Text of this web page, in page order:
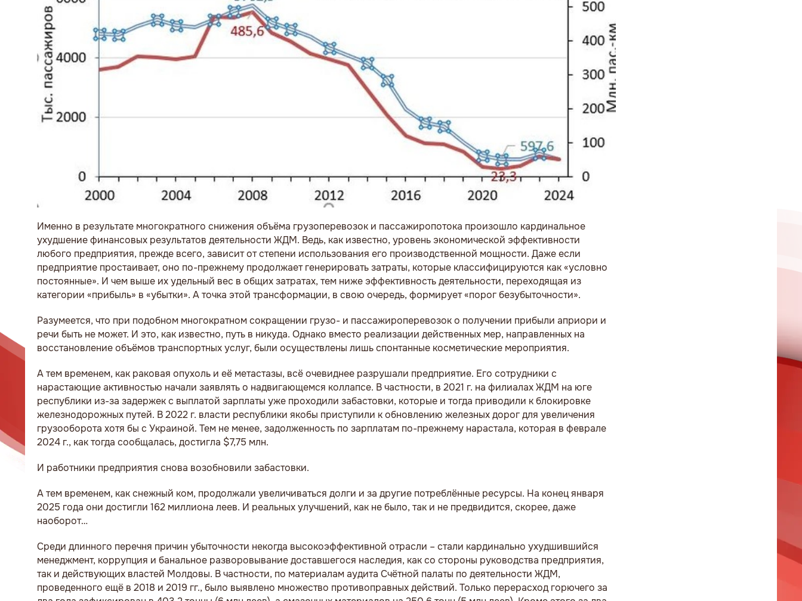
Именно в результате многократного снижения объёма грузоперевозок и пассажиропотока произошло кардинальное
ухудшение финансовых результатов деятельности ЖДМ. Ведь, как известно, уровень экономической эффективности
любого предприятия, прежде всего, зависит от степени использования его производственной мощности. Даже если
предприятие простаивает, оно по-прежнему продолжает генерировать затраты, которые классифицируются как «условно
постоянные». И чем выше их удельный вес в общих затратах, тем ниже эффективность деятельности, переходящая из
категории «прибыль» в «убытки». А точка этой трансформации, в свою очередь, формирует «порог безубыточности».
Разумеется, что при подобном многократном сокращении грузо- и пассажироперевозок о получении прибыли априори и
речи быть не может. И это, как известно, путь в никуда. Однако вместо реализации действенных мер, направленных на
восстановление объёмов транспортных услуг, были осуществлены лишь спонтанные косметические мероприятия.
А тем временем, как раковая опухоль и её метастазы, всё очевиднее разрушали предприятие. Его сотрудники с
нарастающие активностью начали заявлять о надвигающемся коллапсе. В частности, в 2021 г. на филиалах ЖДМ на юге
республики из-за задержек с выплатой зарплаты уже проходили забастовки, которые и тогда приводили к блокировке
железнодорожных путей. В 2022 г. власти республики якобы приступили к обновлению железных дорог для увеличения
грузооборота хотя бы с Украиной. Тем не менее, задолженность по зарплатам по-прежнему нарастала, которая в феврале
2024 г., как тогда сообщалась, достигла $7,75 млн.
И работники предприятия снова возобновили забастовки.
А тем временем, как снежный ком, продолжали увеличиваться долги и за другие потреблённые ресурсы. На конец января
2025 года они достигли 162 миллиона леев. И реальных улучшений, как не было, так и не предвидится, скорее, даже
наоборот…
Среди длинного перечня причин убыточности некогда высокоэффективной отрасли – стали кардинально ухудшившийся
менеджмент, коррупция и банальное разворовывание доставшегося наследия, как со стороны руководства предприятия,
так и действующих властей Молдовы. В частности, по материалам аудита Счётной палаты по деятельности ЖДМ,
проведенного ещё в 2018 и 2019 гг., было выявлено множество противоправных действий. Только перерасход горючего за